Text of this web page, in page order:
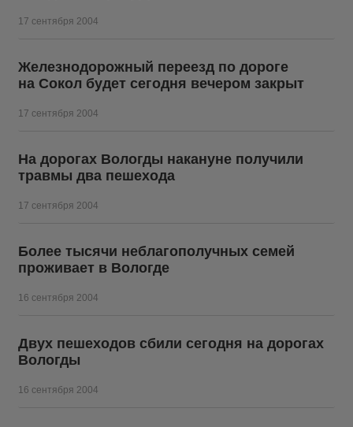
17 сентября 2004
Железнодорожный переезд по дороге
на Сокол будет сегодня вечером закрыт
17 сентября 2004
На дорогах Вологды накануне получили
травмы два пешехода
17 сентября 2004
Более тысячи неблагополучных семей
проживает в Вологде
16 сентября 2004
Двух пешеходов сбили сегодня на дорогах
Вологды
16 сентября 2004